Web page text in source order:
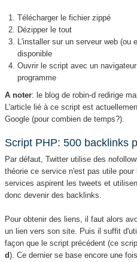
Télécharger le fichier zippé
Dézipper le tout
L'installer sur un serveur web
disponible
Ouvrir le script avec un
programme
A noter: le blog de robin-d redirige
L'article lié à ce script est
Google (pour combien de temps?).
Script PHP: 500 backlinks
Par défaut, Twitter utilise des
théorie ce service n'est pas utile
services aspirent les tweets et
donc devenir des backlinks.
Pour obtenir des liens, il faut alors
un lien vers son site. Puis il suffit
façon que le script précédent (ce
d). Ce dernier se base encore une